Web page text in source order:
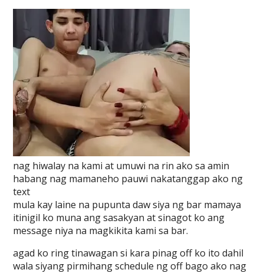
nag hiwalay na kami at umuwi na rin ako sa amin
habang nag mamaneho pauwi nakatanggap ako ng
text
mula kay laine na pupunta daw siya ng bar mamaya
itinigil ko muna ang sasakyan at sinagot ko ang
message niya na magkikita kami sa bar.
agad ko ring tinawagan si kara pinag off ko ito dahil
wala siyang pirmihang schedule ng off bago ako nag